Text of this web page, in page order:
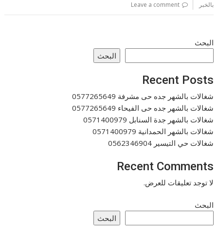
بالخبر
Leave a comment
البحث
البحث
Recent Posts
شغالات بالشهر جده حى مشرفة 0577265649
شغالات بالشهر جده حى الفيحاء 0577265649
شغالات بالشهر جدة السنابل 0571400979
شغالات بالشهر الحمدانية 0571400979
شغالات حي التيسير 0562346904
Recent Comments
لا توجد تعليقات للعرض.
البحث
البحث